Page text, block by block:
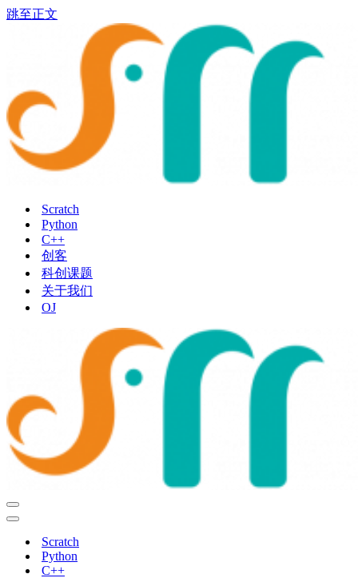
跳至正文
Scratch
Python
C++
创客
科创课题
关于我们
OJ
导
航
导
Scratch
Python
C++